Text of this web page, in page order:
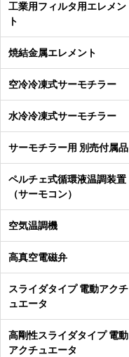
工業用フィルタ用エレメン
ト
焼結金属エレメント
空冷冷凍式サーモチラー
水冷冷凍式サーモチラー
サーモチラー用 別売付属品
ペルチェ式循環液温調装置
（サーモコン）
空気温調機
高真空電磁弁
スライダタイプ 電動アクチ
ュエータ
高剛性スライダタイプ 電動
アクチュエータ